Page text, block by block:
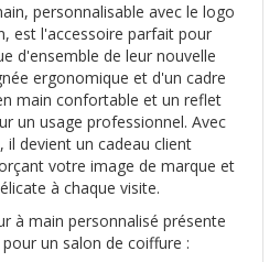
personnalisable avec le logo
est l'accessoire parfait pour
d'ensemble de leur nouvelle
ergonomique et d'un cadre
main confortable et un reflet
un usage professionnel. Avec
il devient un cadeau client
votre image de marque et
à chaque visite.
à main personnalisé présente
un salon de coiffure :